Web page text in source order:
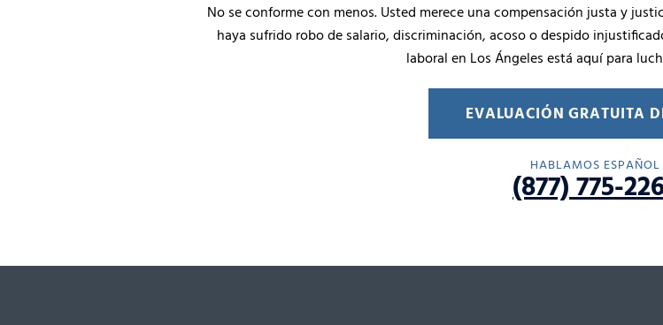
No se conforme con menos. Usted merece una compensación justa y
haya sufrido robo de salario, discriminación, acoso o despido
laboral en Los Ángeles está aquí para
EVALUACIÓN GRATUITA
HABLAMOS ESPAÑOL
(877) 775-